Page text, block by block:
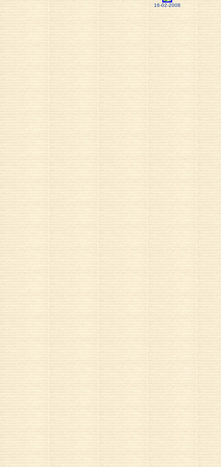
16-02-2008